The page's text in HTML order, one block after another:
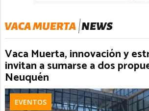
Vaca Muerta, innovación y
invitan a sumarse a dos
Neuquén
EVENTOS